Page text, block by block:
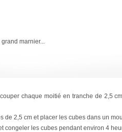
marnier...
chaque moitié en tranche de 2,5
de 2,5 cm et placer les cubes dans un
congeler les cubes pendant environ 4